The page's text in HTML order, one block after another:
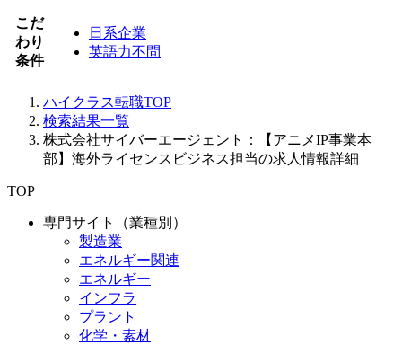
こだ
わり
条件
日系企業
英語力不問
ハイクラス転職TOP
検索結果一覧
株式会社サイバーエージェント：【アニメIP事業本
部】海外ライセンスビジネス担当の求人情報詳細
TOP
専門サイト（業種別）
製造業
エネルギー関連
エネルギー
インフラ
プラント
化学・素材